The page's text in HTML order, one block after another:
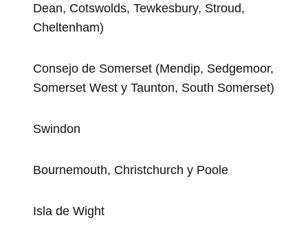
Dean, Cotswolds, Tewkesbury, Stroud,
Cheltenham)
Consejo de Somerset (Mendip, Sedgemoor,
Somerset West y Taunton, South Somerset)
Swindon
Bournemouth, Christchurch y Poole
Isla de Wight